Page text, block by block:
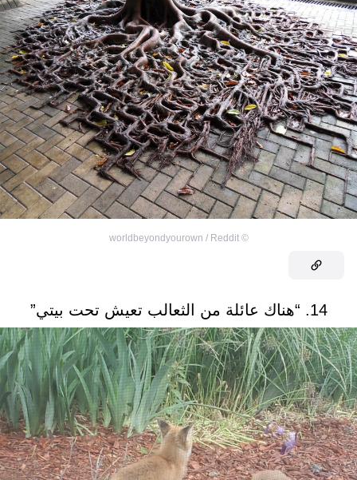
©
worldbeyondyourown / Reddit
14. “هناك عائلة من الثعالب تعيش تحت بيتي”